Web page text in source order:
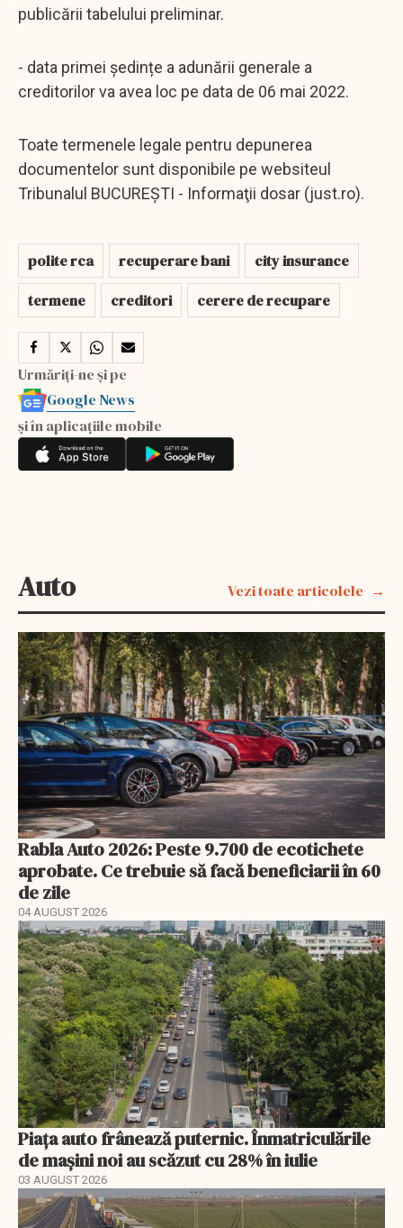
publicării tabelului preliminar.
- data primei ședințe a adunării generale a
creditorilor va avea loc pe data de 06 mai 2022.
Toate termenele legale pentru depunerea
documentelor sunt disponibile pe websiteul
Tribunalul BUCUREŞTI - Informaţii dosar (just.ro).
polite rca recuperare bani
city insurance
termene
creditori cerere de recupare
Urmăriți-ne și pe
Google News
și în aplicațiile mobile
Auto Vezi toate articolele
Rabla Auto 2026: Peste 9.700 de ecotichete
aprobate. Ce trebuie să facă beneficiarii în 60
de zile
04 AUGUST 2026
Piața auto frânează puternic. Înmatriculările
de mașini noi au scăzut cu 28% în iulie
03 AUGUST 2026